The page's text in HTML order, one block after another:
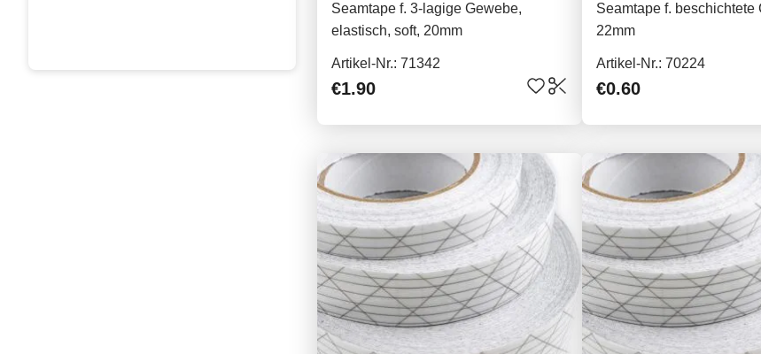
Seamtape f. 3-lagige Gewebe,
elastisch, soft, 20mm
Artikel-Nr.: 71342
€1.90
Seamtape f. beschichtete
22mm
Artikel-Nr.: 70224
€0.60